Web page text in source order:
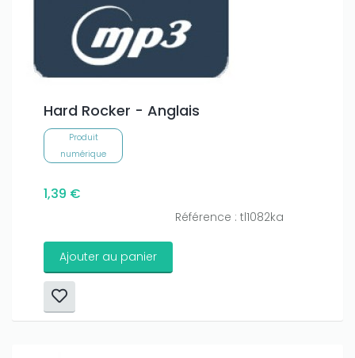
Hard Rocker - Anglais
Produit
numérique
1,39 €
Référence : tl1082ka
Ajouter au panier